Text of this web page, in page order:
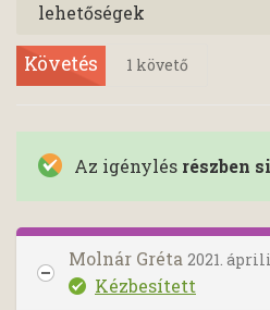
lehetőségek
Követés 1 követő
Az igénylés részben
Molnár Gréta 2021.
Kézbesített